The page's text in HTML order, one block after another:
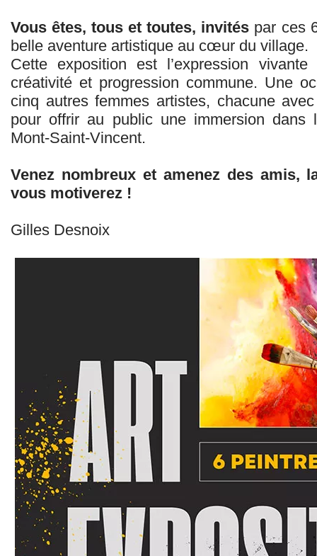
Vous êtes, tous et toutes, invités par ces
belle aventure artistique au cœur du village.
Cette exposition est l’expression
créativité et progression commune. Une
cinq autres femmes artistes, chacune
pour offrir au public une immersion dans
Mont‑Saint‑Vincent.
Venez nombreux et amenez des amis,
vous motiverez !
Gilles Desnoix